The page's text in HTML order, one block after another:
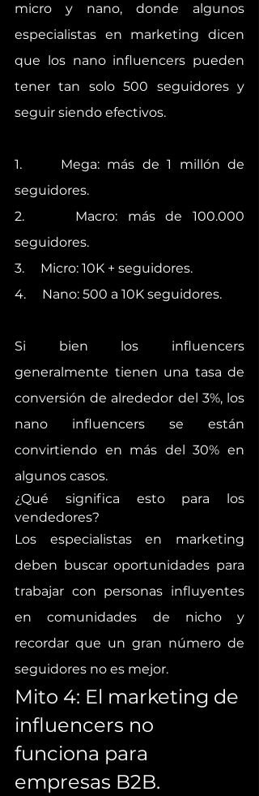
micro y nano, donde algunos
especialistas en marketing dicen
que los nano influencers pueden
tener tan solo 500 seguidores y
seguir siendo efectivos.
1.     Mega: más de 1 millón de
seguidores.
2.     Macro: más de 100.000
seguidores.
3.     Micro: 10K + seguidores.
4.     Nano: 500 a 10K seguidores.
Si bien los influencers
generalmente tienen una tasa de
conversión de alrededor del 3%, los
nano influencers se están
convirtiendo en más del 30% en
algunos casos.
¿Qué significa esto para los
vendedores?
Los especialistas en marketing
deben buscar oportunidades para
trabajar con personas influyentes
en comunidades de nicho y
recordar que un gran número de
seguidores no es mejor.
Mito 4: El marketing de
influencers no
funciona para
empresas B2B.